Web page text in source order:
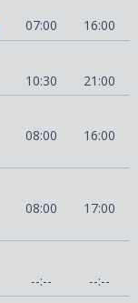
07:00
16:00
10:30
21:00
08:00 16:00
08:00 17:00
--:--
--:--